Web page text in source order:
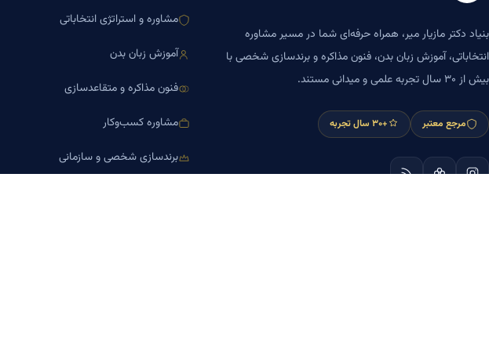
بنیاد دکتر مازیار میر، همراه حرفه‌ای شما در مسیر مشاوره
انتخاباتی، آموزش زبان بدن، فنون مذاکره و برندسازی شخصی با
بیش از ۳۰ سال تجربه علمی و میدانی مستند.
مرجع معتبر +۳۰ سال تجربه
مشاوره و استراتژی انتخاباتی
آموزش زبان بدن
فنون مذاکره و متقاعدسازی
مشاوره کسب‌وکار
برندسازی شخصی و سازمانی